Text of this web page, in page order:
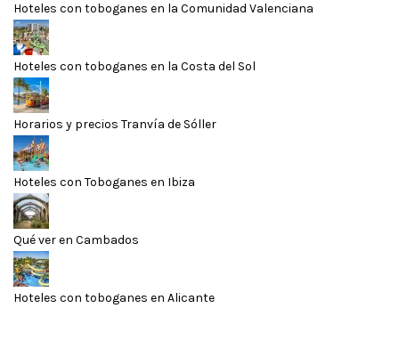
Hoteles con toboganes en la Comunidad Valenciana
Hoteles con toboganes en la Costa del Sol
Horarios y precios Tranvía de Sóller
Hoteles con Toboganes en Ibiza
Qué ver en Cambados
Hoteles con toboganes en Alicante